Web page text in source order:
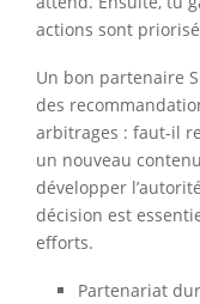
actions sont
Un bon partenaire
des
arbitrages : faut-il
un nouveau
développer
décision est
efforts.
Partenariat